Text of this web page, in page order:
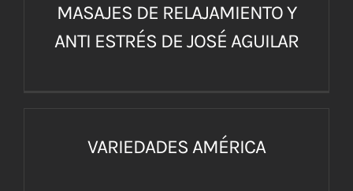
MASAJES DE RELAJAMIENTO Y
ANTI ESTRÉS DE JOSÉ AGUILAR
VARIEDADES AMÉRICA